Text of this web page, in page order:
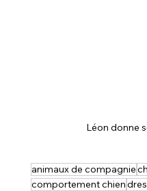
Léon donne
animaux de compagnie
comportement chien